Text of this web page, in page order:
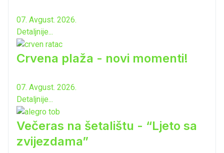
07. Avgust. 2026.
Detaljnije...
Crvena plaža - novi momenti!
07. Avgust. 2026.
Detaljnije...
Večeras na šetalištu - “Ljeto sa
zvijezdama”